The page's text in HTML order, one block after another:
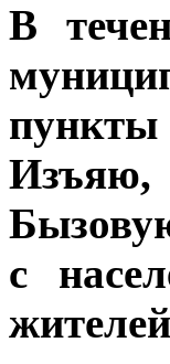
В
Изъяю,
с